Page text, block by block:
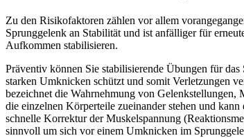
Zu den Risikofaktoren zählen vor allem
Sprunggelenk an Stabilität und ist anfälliger für
Aufkommen stabilisieren.
Präventiv können Sie stabilisierende Übungen für
starken Umknicken schützt und somit Verletzungen
bezeichnet die Wahrnehmung von
die einzelnen Körperteile zueinander stehen und
schnelle Korrektur der Muskelspannung
sinnvoll um sich vor einem Umknicken im